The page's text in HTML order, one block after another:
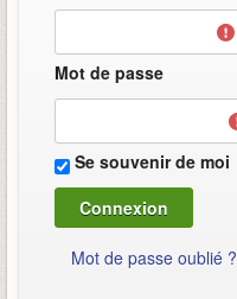
Mot de passe
Se souvenir de moi
Mot de passe oublié ?